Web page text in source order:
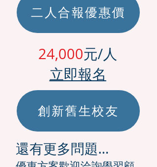
二人合報優惠價
24,000元/人
立即報名
創新舊生校友
還有更多問題…